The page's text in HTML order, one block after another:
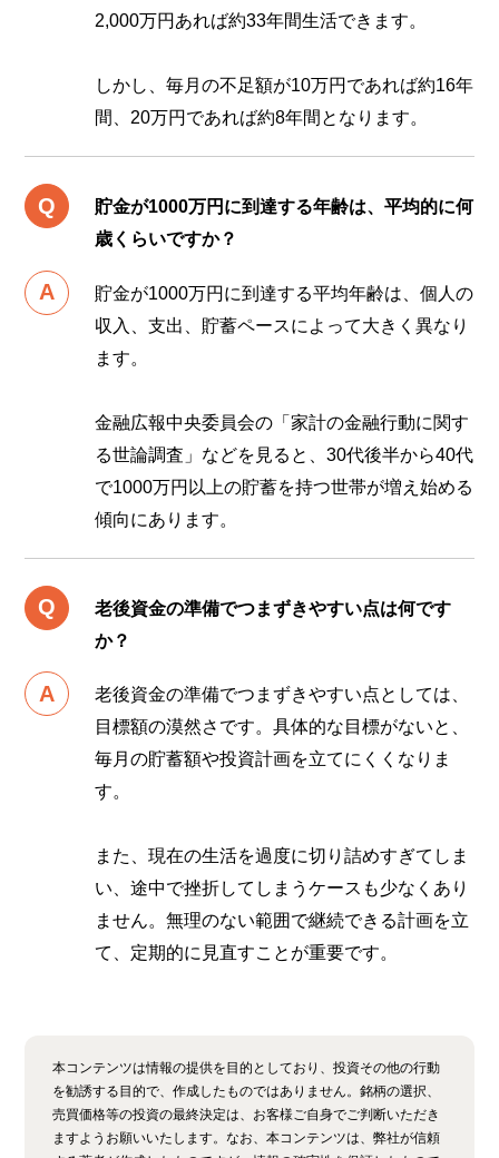
2,000万円あれば約33年間生活できます。
しかし、毎月の不足額が10万円であれば約16年
間、20万円であれば約8年間となります。
貯金が1000万円に到達する年齢は、平均的に何
歳くらいですか？
貯金が1000万円に到達する平均年齢は、個人の
収入、支出、貯蓄ペースによって大きく異なり
ます。
金融広報中央委員会の「家計の金融行動に関す
る世論調査」などを見ると、30代後半から40代
で1000万円以上の貯蓄を持つ世帯が増え始める
傾向にあります。
老後資金の準備でつまずきやすい点は何です
か？
老後資金の準備でつまずきやすい点としては、
目標額の漠然さです。具体的な目標がないと、
毎月の貯蓄額や投資計画を立てにくくなりま
す。
また、現在の生活を過度に切り詰めすぎてしま
い、途中で挫折してしまうケースも少なくあり
ません。無理のない範囲で継続できる計画を立
て、定期的に見直すことが重要です。
本コンテンツは情報の提供を目的としており、投資その他の行動
を勧誘する目的で、作成したものではありません。銘柄の選択、
売買価格等の投資の最終決定は、お客様ご自身でご判断いただき
ますようお願いいたします。なお、本コンテンツは、弊社が信頼